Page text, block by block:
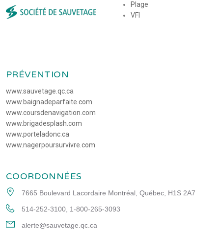
Plage
VFI
PRÉVENTION
www.sauvetage.qc.ca
www.baignadeparfaite.com
www.coursdenavigation.com
www.brigadesplash.com
www.porteladonc.ca
www.nagerpoursurvivre.com
COORDONNÉES
7665 Boulevard Lacordaire Montréal, Québec, H1S 2A7
514-252-3100, 1-800-265-3093
alerte@sauvetage.qc.ca